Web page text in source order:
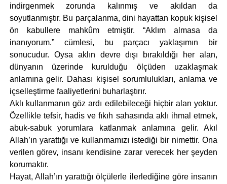
indirgenmek zorunda kalınmış ve akıldan da
soyutlanmıştır. Bu parçalanma, dini hayattan kopuk kişisel
ön kabullere mahkûm etmiştir. “Aklım almasa da
inanıyorum.” cümlesi, bu parçacı yaklaşımın bir
sonucudur. Oysa aklın devre dışı bırakıldığı her alan,
dünyanın üzerinde kurulduğu ölçüden uzaklaşmak
anlamına gelir. Dahası kişisel sorumlulukları, anlama ve
içselleştirme faaliyetlerini buharlaştırır.
Aklı kullanmanın göz ardı edilebileceği hiçbir alan yoktur.
Özellikle tefsir, hadis ve fıkıh sahasında aklı ihmal etmek,
abuk-sabuk yorumlara katlanmak anlamına gelir. Akıl
Allah’ın yarattığı ve kullanmamızı istediği bir nimettir. Ona
verilen görev, insanı kendisine zarar verecek her şeyden
korumaktır.
Hayat, Allah’ın yarattığı ölçülerle ilerlediğine göre insanın